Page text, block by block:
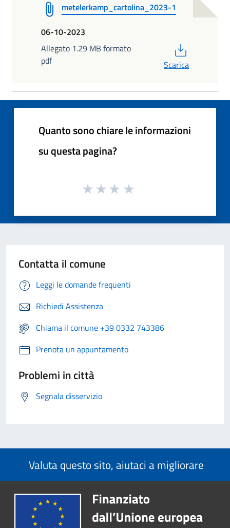
metelerkamp_cartolina_2023-1
06-10-2023
Allegato 1.29 MB formato
pdf
Scarica
Quanto sono chiare le informazioni
su questa pagina?
Contatta il comune
Leggi le domande frequenti
Richiedi Assistenza
Chiama il comune +39 0332 743386
Prenota un appuntamento
Problemi in città
Segnala disservizio
Valuta questo sito, aiutaci a migliorare